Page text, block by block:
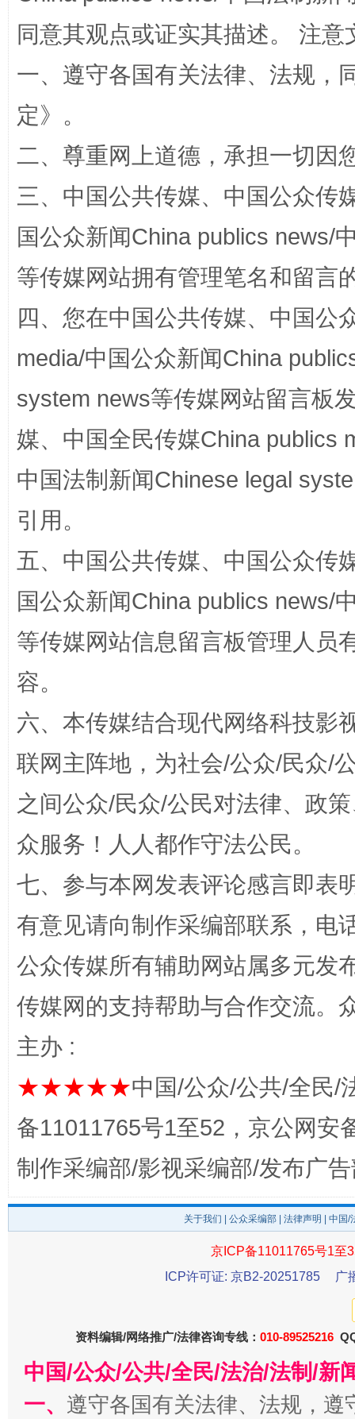
全民健身五年计划来了！等你上场
阿坝州三大球赛在茂县开幕 规模
国家大学科技园优化重塑工作
完善运行机制助力责任有效落实 一纸欠
东山县通报“牛蛙产品抗生素超标问题”
同意其观点或证实其描述。 注
一、遵守各国有关法律、法规，
定》。
二、尊重网上道德，承担一切因
三、中国公共传媒、中国公众传
国公众新闻China publics news/
等传媒网站拥有管理笔名和留言
四、您在中国公共传媒、中国公
media/中国公众新闻China
system news等传媒网站留言板
媒、中国全民传媒China publics
中国法制新闻Chinese legal
引用。
五、中国公共传媒、中国公众传
国公众新闻China publics news/
等传媒网站信息留言板管理人员
容。
六、本传媒结合现代网络科技影
联网主阵地，为社会/公众/民众/
之间公众/民众/公民对法律、政
众服务！人人都作守法公民。
七、参与本网发表评论感言即表
有意见请向制作采编部联系，电
公众传媒所有辅助网站属多元发
传媒网的支持帮助与合作交流。
主办 :
★★★★★中国/公众/公共/全民/
备11011765号1至52，京公网安
制作采编部/影视采编部/发布广
关于我们 公众采编部 法律声明 | 中国
京ICP备11011765号1至
ICP许可证: 京B2-20251785
广
资料编辑/网络推广/法律咨询专线： 010-89525216
中国/公众/公共/全民/法治/法制/新
一、 遵守各国有关法律、法规，